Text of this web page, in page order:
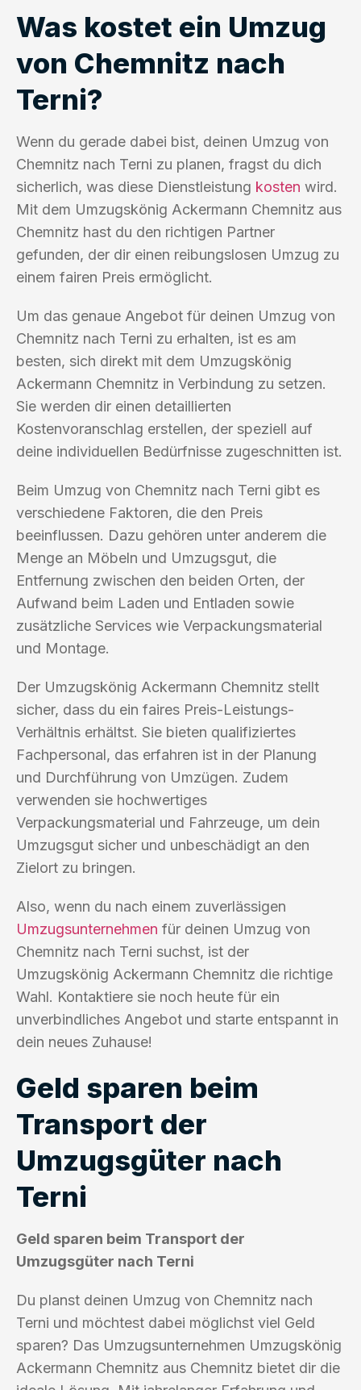
Was kostet ein Umzug
von Chemnitz nach
Terni?
Wenn du gerade dabei bist, deinen Umzug von
Chemnitz nach Terni zu planen, fragst du dich
sicherlich, was diese Dienstleistung kosten wird.
Mit dem Umzugskönig Ackermann Chemnitz aus
Chemnitz hast du den richtigen Partner
gefunden, der dir einen reibungslosen Umzug zu
einem fairen Preis ermöglicht.
Um das genaue Angebot für deinen Umzug von
Chemnitz nach Terni zu erhalten, ist es am
besten, sich direkt mit dem Umzugskönig
Ackermann Chemnitz in Verbindung zu setzen.
Sie werden dir einen detaillierten
Kostenvoranschlag erstellen, der speziell auf
deine individuellen Bedürfnisse zugeschnitten ist.
Beim Umzug von Chemnitz nach Terni gibt es
verschiedene Faktoren, die den Preis
beeinflussen. Dazu gehören unter anderem die
Menge an Möbeln und Umzugsgut, die
Entfernung zwischen den beiden Orten, der
Aufwand beim Laden und Entladen sowie
zusätzliche Services wie Verpackungsmaterial
und Montage.
Der Umzugskönig Ackermann Chemnitz stellt
sicher, dass du ein faires Preis-Leistungs-
Verhältnis erhältst. Sie bieten qualifiziertes
Fachpersonal, das erfahren ist in der Planung
und Durchführung von Umzügen. Zudem
verwenden sie hochwertiges
Verpackungsmaterial und Fahrzeuge, um dein
Umzugsgut sicher und unbeschädigt an den
Zielort zu bringen.
Also, wenn du nach einem zuverlässigen
Umzugsunternehmen für deinen Umzug von
Chemnitz nach Terni suchst, ist der
Umzugskönig Ackermann Chemnitz die richtige
Wahl. Kontaktiere sie noch heute für ein
unverbindliches Angebot und starte entspannt in
dein neues Zuhause!
Geld sparen beim
Transport der
Umzugsgüter nach
Terni
Geld sparen beim Transport der
Umzugsgüter nach Terni
Du planst deinen Umzug von Chemnitz nach
Terni und möchtest dabei möglichst viel Geld
sparen? Das Umzugsunternehmen Umzugskönig
Ackermann Chemnitz aus Chemnitz bietet dir die